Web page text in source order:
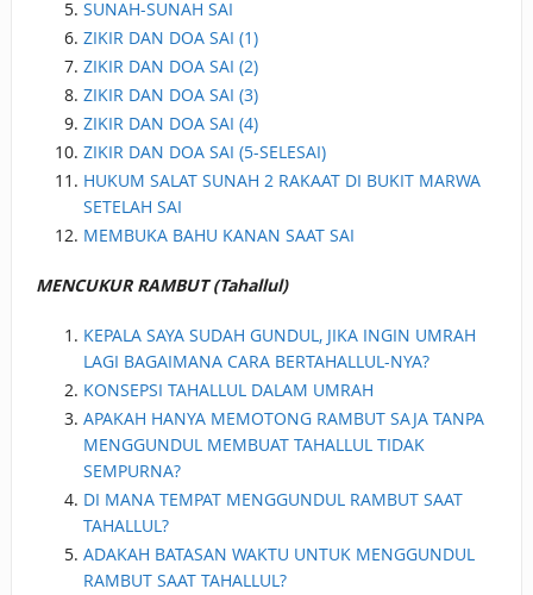
SUNAH-SUNAH SAI
ZIKIR DAN DOA SAI (1)
ZIKIR DAN DOA SAI (2)
ZIKIR DAN DOA SAI (3)
ZIKIR DAN DOA SAI (4)
ZIKIR DAN DOA SAI (5-SELESAI)
HUKUM SALAT SUNAH 2 RAKAAT DI BUKIT MARWA
SETELAH SAI
MEMBUKA BAHU KANAN SAAT SAI
MENCUKUR RAMBUT (Tahallul)
KEPALA SAYA SUDAH GUNDUL, JIKA INGIN UMRAH
LAGI BAGAIMANA CARA BERTAHALLUL-NYA?
KONSEPSI TAHALLUL DALAM UMRAH
APAKAH HANYA MEMOTONG RAMBUT SAJA TANPA
MENGGUNDUL MEMBUAT TAHALLUL TIDAK
SEMPURNA?
DI MANA TEMPAT MENGGUNDUL RAMBUT SAAT
TAHALLUL?
ADAKAH BATASAN WAKTU UNTUK MENGGUNDUL
RAMBUT SAAT TAHALLUL?